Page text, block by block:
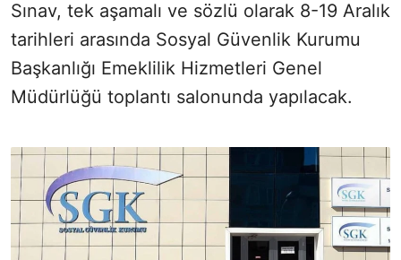
Sınav, tek aşamalı ve sözlü olarak 8-19 Aralık
tarihleri arasında Sosyal Güvenlik Kurumu
Başkanlığı Emeklilik Hizmetleri Genel
Müdürlüğü toplantı salonunda yapılacak.